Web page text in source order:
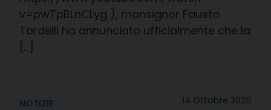
v=pwTpBLnCLyg ), monsignor Fausto
Tardelli ha annunciato ufficialmente che la
[…]
14 Ottobre 2025
NOTIZIE